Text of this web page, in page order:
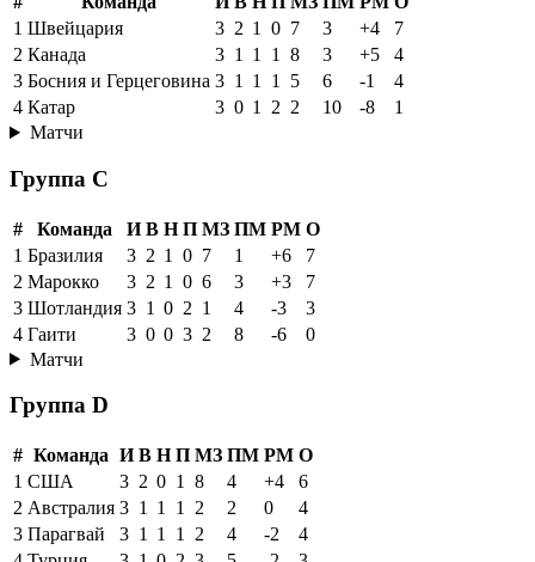
1 Швейцария 3 2 1 0 7 3 +4
7
2 Канада 3 1 1 1 8 3 +5
4
3 Босния и Герцеговина 3 1 1 1 5 6 -1
4
4 Катар 3 0 1 2 2 10 -8
1
Матчи
Группа C
# Команда И В Н П МЗ ПМ РМ О
1 Бразилия 3 2 1 0 7 1 +6
7
2 Марокко 3 2 1 0 6 3 +3
7
3 Шотландия 3 1 0 2 1 4 -3
3
4 Гаити 3 0 0 3 2 8 -6
0
Матчи
Группа D
# Команда И В Н П МЗ ПМ РМ О
1 США 3 2 0 1 8 4 +4
6
2 Австралия 3 1 1 1 2 2 0
4
3 Парагвай 3 1 1 1 2 4 -2
4